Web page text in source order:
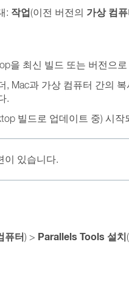
: 작업(이전 버전의 가상 컴
을 최신 빌드 또는 버전으
, Mac과 가상 컴퓨터 간의
.
빌드로 업데이트 중) 시
이 있습니다.
퓨터) > Parallels Tools 설치